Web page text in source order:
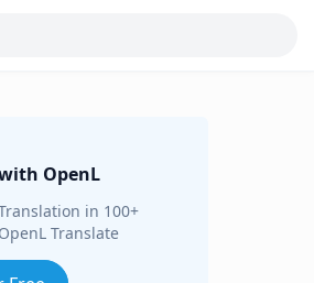
OpenL
in 100+
Translate